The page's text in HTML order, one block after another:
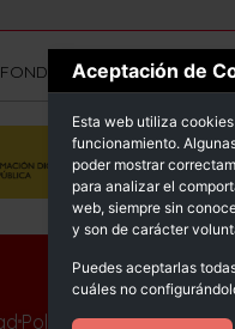
NEXT
© Sprimsol 2025
Política de calidad
Aceptación de
Esta web utiliza
funcionamiento.
poder mostrar
para analizar el
web, siempre sin
y son de carácter
Puedes aceptarlas
cuáles no